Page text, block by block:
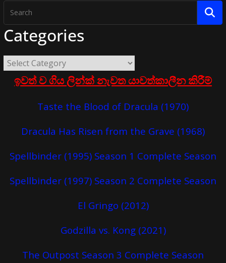
Categories
ඉවත් ව ගිය ලින්ක් නැවත යාවත්කාලීන කිරීම්
Taste the Blood of Dracula (1970)
Dracula Has Risen from the Grave (1968)
Spellbinder (1995) Season 1 Complete Season
Spellbinder (1997) Season 2 Complete Season
El Gringo (2012)
Godzilla vs. Kong (2021)
The Outpost Season 3 Complete Season